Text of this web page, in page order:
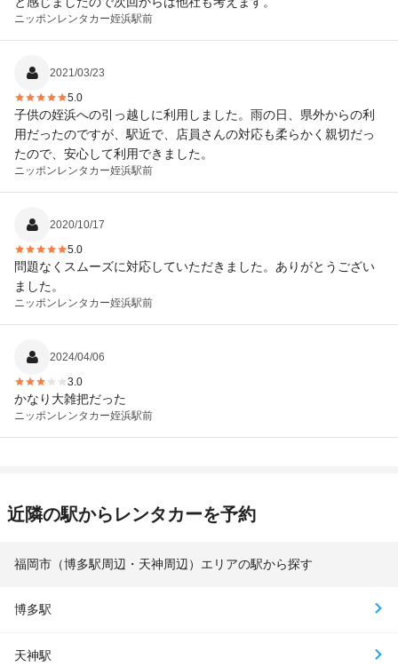
ニッポンレンタカー姪浜駅前
2021/03/23
5.0
子供の姪浜への引っ越しに利用しました。雨の日、県外からの利
用だったのですが、駅近で、店員さんの対応も柔らかく親切だっ
たので、安心して利用できました。
ニッポンレンタカー姪浜駅前
2020/10/17
5.0
問題なくスムーズに対応していただきました。ありがとうござい
ました。
ニッポンレンタカー姪浜駅前
2024/04/06
3.0
かなり大雑把だった
ニッポンレンタカー姪浜駅前
近隣の駅からレンタカーを予約
福岡市（博多駅周辺・天神周辺）エリアの駅から探す
博多駅
天神駅